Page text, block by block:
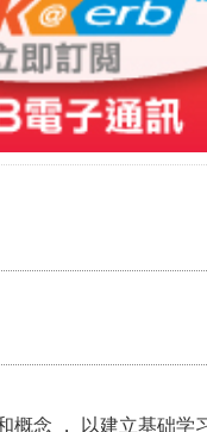
概念 ， 以建立基础学